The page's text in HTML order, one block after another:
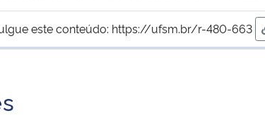
este conteúdo: https://ufsm.br/r-480-663